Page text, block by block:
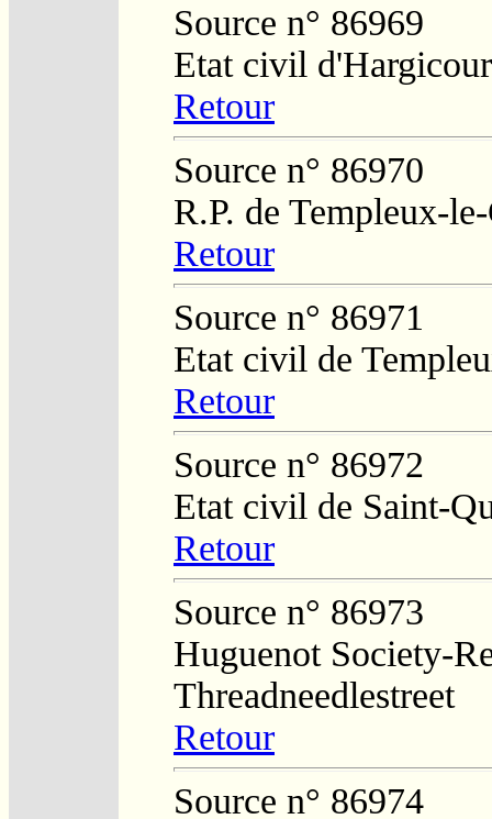
Source n° 86969
Etat civil
Retour
Source n° 86970
R.P. de Templeux-
Retour
Source n° 86971
Etat civil de
Retour
Source n° 86972
Etat civil de Saint-
Retour
Source n° 86973
Huguenot Society-
Threadneedlestreet
Retour
Source n° 86974